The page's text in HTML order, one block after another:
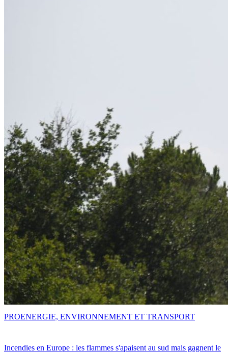
Incendies en Europe : les flammes s'apaisent au sud mais gagnent le
PROENERGIE, ENVIRONNEMENT ET TRANSPORT